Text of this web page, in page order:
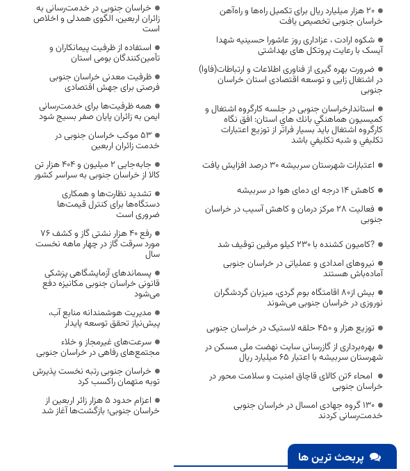
۲۰ هزار میلیارد ریال برای تکمیل راه‌ها و راه‌آهن
خراسان جنوبی تخصیص یافت
شکوه ارادت ، عزاداری روز عاشورا حسینیه شهدا
آیسک با رعایت پروتکل های بهداشتی
ضرورت بهره گیری از فناوری اطلاعات و ارتباطات(فاوا)
در اشتغال زایی و توسعه اقتصادی استان خراسان
جنوبی
استاندارخراسان جنوبی در جلسه کارگروه اشتغال و
کمیسیون هماهنگي بانك هاي استان: افق نگاه
کارگروه اشتغال باید بسیار فراتر از توزیع اعتبارات
تکليفي و شبه تکليفي باشد
اعتبارات شهرستان سربیشه ۳۰ درصد افزایش یافت
کاهش ۱۴ درجه ای دمای هوا در سربیشه
فعالیت 28 مرکز درمان و کاهش آسیب در خراسان
جنوبی
?کامیون کشنده با 230 کیلو مرفین توقیف شد
نیروهای امدادی و عملیاتی در خراسان جنوبی
آماده‌باش هستند
بیش از۸۰ اقامتگاه بوم گردی، میزبان گردشگران
نوروزی در خراسان جنوبی می‌شوند
توزیع هزار و 450 حلقه لاستیک در خراسان جنوبی
بهره‌برداری از گازرسانی سایت نهضت ملی مسکن در
شهرستان سربیشه با اعتبار ۶۵ میلیارد ریال
امحاء 6تن کالای قاچاق امنیت و سلامت محور در
خراسان جنوبی
۱۳۰ گروه جهادی امسال در خراسان جنوبی
خدمت‌رسانی کردند
پربحث ترین ها
خراسان جنوبی در خدمت‌رسانی به
زائران اربعین، الگوی همدلی و اخلاص
است
استفاده از ظرفیت پیمانکاران و
تأمین‌کنندگان بومی استان
ظرفیت معدنی خراسان جنوبی
فرصتی برای جهش اقتصادی
همه ظرفیت‌ها برای خدمت‌رسانی
ایمن به زائران پایان صفر بسیج شود
53 موکب خراسان جنوبی در
خدمت زائران اربعین
جابه‌جایی 2 میلیون و 404 هزار تن
کالا از خراسان جنوبی به سراسر کشور
تشدید نظارت‌ها و همکاری
دستگاه‌ها برای کنترل قیمت‌ها
ضروری است
رفع 40 هزار نشتی گاز و کشف 76
مورد سرقت گاز در چهار ماهه نخست
سال
پسماندهای آزمایشگاهی پزشکی
قانونی خراسان جنوبی مکانیزه دفع
می‌شود
مدیریت هوشمندانه منابع آب،
پیش‌نیاز تحقق توسعه پایدار
سرعت‌های غیرمجاز و خلاء
مجتمع‌های رفاهی در خراسان جنوبی
خراسان جنوبی رتبه نخست پذیرش
توبه متهمان راکسب کرد
اعزام حدود 5 هزار زائر اربعین از
خراسان جنوبی؛ بازگشت‌ها آغاز شد